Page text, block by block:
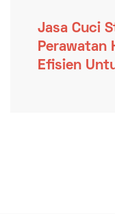
Jasa Cuci
Perawatan
Efisien